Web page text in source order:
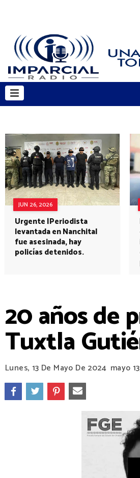
JUN 26, 2026
Urgente |Periodista
levantada en Nanchital
fue asesinada, hay
policías detenidos.
20 años de
Tuxtla
Lunes, 13 De Mayo De 2024 mayo